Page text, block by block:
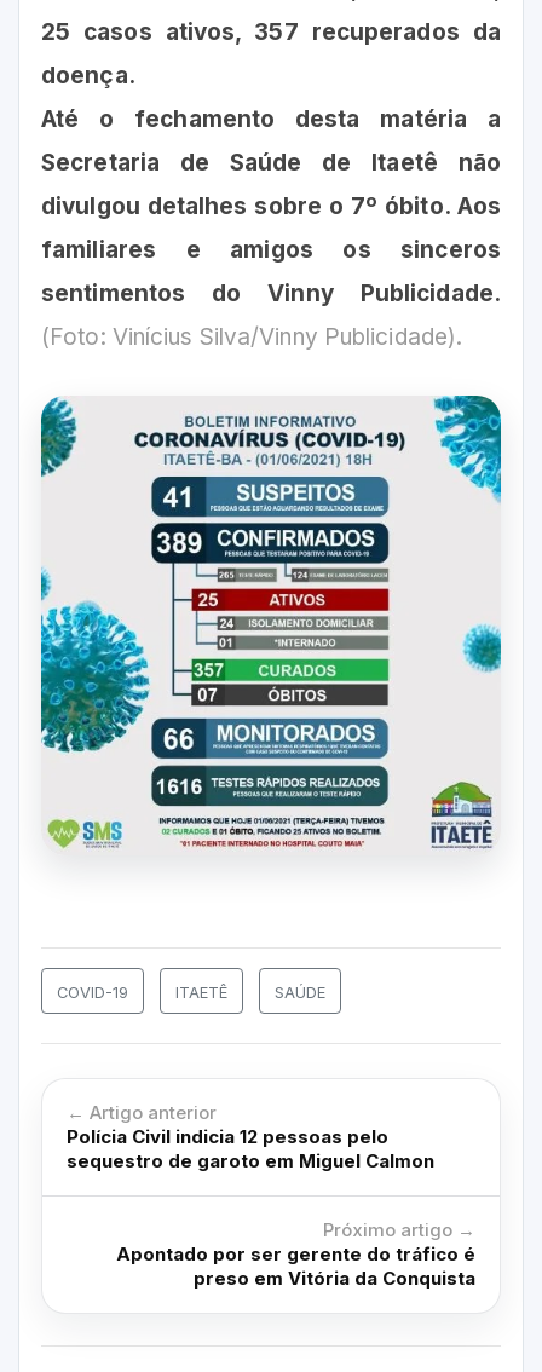
25 casos ativos, 357 recuperados da
doença.
Até o fechamento desta matéria a
Secretaria de Saúde de Itaetê não
divulgou detalhes sobre o 7º óbito. Aos
familiares e amigos os sinceros
sentimentos do Vinny Publicidade.
(Foto: Vinícius Silva/Vinny Publicidade).
COVID-19 ITAETÊ SAÚDE
← Artigo anterior
Polícia Civil indicia 12 pessoas pelo
sequestro de garoto em Miguel Calmon
Próximo artigo →
Apontado por ser gerente do tráfico é
preso em Vitória da Conquista